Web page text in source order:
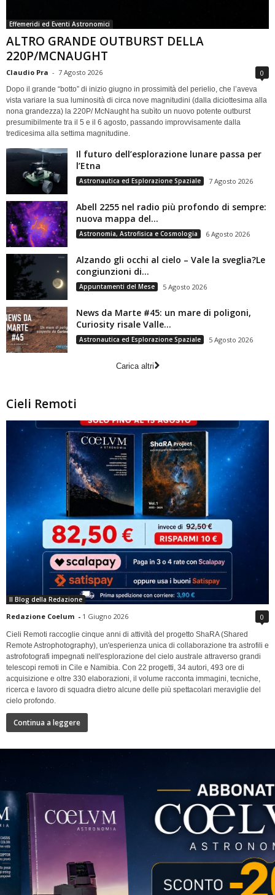
Effemeridi ed Eventi Astronomici
ALTRO GRANDE OUTBURST DELLA
220P/MCNAUGHT
Claudio Pra - 7 Agosto 2026 0
Dopo il grande “botto” di inizio giugno in prossimità del perielio, che l’aveva
vista variare la sua luminosità di circa nove magnitudini (dalla diciottesima alla
nona grandezza) la 220P/ McNaught ha subìto un nuovo potente outburst
presumibilmente tra il 5 e il 6 agosto, passando improvvisamente dalla
tredicesima alla settima magnitudine.
Il futuro dell’esplorazione lunare passa per
l’Etna
Astronautica ed Esplorazione Spaziale 7 Agosto 2026
Abell 2255 nel radio più profondo di sempre:
nuova mappa del...
Astronomia, Astrofisica e Cosmologia 6 Agosto 2026
Alzando gli occhi al cielo – Vale la sveglia?Le
congiunzioni di...
Appuntamenti del Mese 5 Agosto 2026
News da Marte #45: un mare di poligoni,
Curiosity risale Valle...
Astronautica ed Esplorazione Spaziale 5 Agosto 2026
Carica altri
Cieli Remoti
Il Blog della Redazione
Redazione Coelum - 1 Giugno 2026 0
Cieli Remoti raccoglie cinque anni di attività del progetto ShaRA (Shared
Remote Astrophotography), un'esperienza unica di collaborazione tra astrofili e
astrofotografi impegnati nell'esplorazione del cielo australe attraverso grandi
telescopi remoti in Cile e Namibia. Con 22 progetti, 34 autori, 493 ore di
acquisizione e oltre 330 elaborazioni, il volume racconta immagini, tecniche,
ricerca e lavoro di squadra dietro alcune delle più spettacolari meraviglie del
cielo profondo.
Continua a leggere